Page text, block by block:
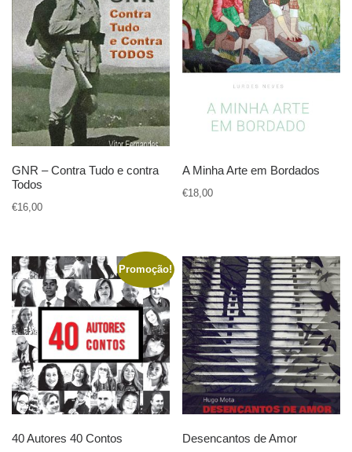
GNR – Contra Tudo e contra
Todos
€16,00
A Minha Arte em Bordados
€18,00
Promoção!
40 Autores 40 Contos Desencantos de Amor